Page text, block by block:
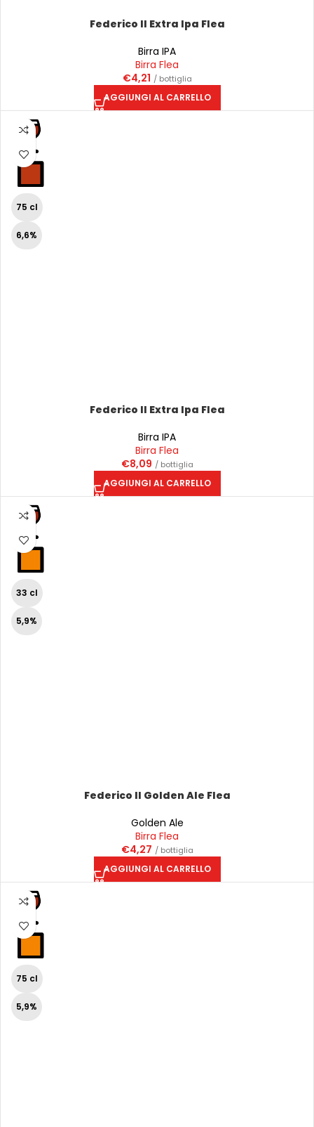
Federico II Extra Ipa Flea
Birra IPA
Birra Flea
€4,21 / bottiglia
AGGIUNGI AL CARRELLO
75 cl
6,6%
Federico II Extra Ipa Flea
Birra IPA
Birra Flea
€8,09 / bottiglia
AGGIUNGI AL CARRELLO
33 cl
5,9%
Federico II Golden Ale Flea
Golden Ale
Birra Flea
€4,27 / bottiglia
AGGIUNGI AL CARRELLO
75 cl
5,9%